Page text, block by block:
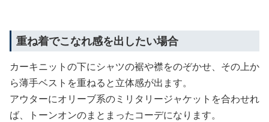
重ね着でこなれ感を出したい場合
カーキニットの下にシャツの裾や襟をのぞかせ、その上か
ら薄手ベストを重ねると立体感が出ます。
アウターにオリーブ系のミリタリージャケットを合わせれ
ば、トーンオンのまとまったコーデになります。